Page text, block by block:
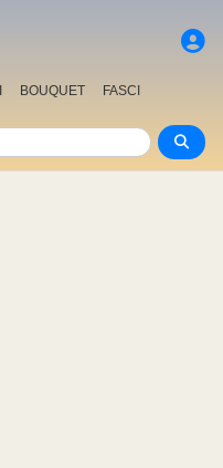
BOUQUET
FASCI